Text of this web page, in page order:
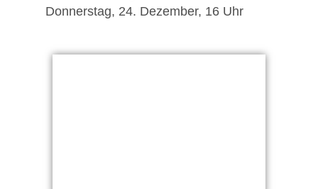
Donnerstag, 24. Dezember, 16 Uhr